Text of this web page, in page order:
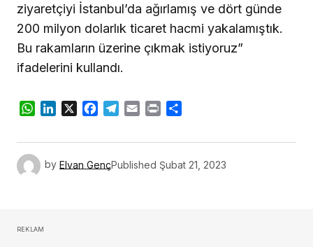
ziyaretçiyi İstanbul’da ağırlamış ve dört günde
200 milyon dolarlık ticaret hacmi yakalamıştık.
Bu rakamların üzerine çıkmak istiyoruz”
ifadelerini kullandı.
WhatsApp
LinkedIn
X Facebook
Telegram
Email Print
by Elvan GençPublished Şubat 21, 2023
REKLAM